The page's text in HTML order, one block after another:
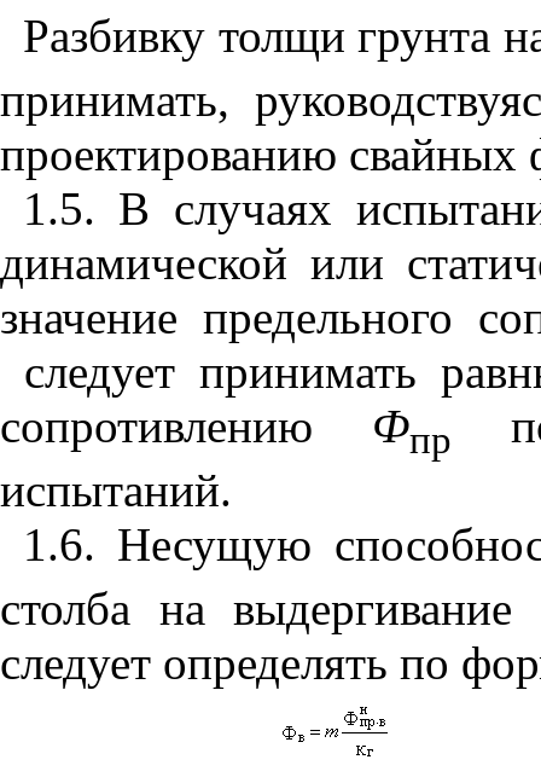
Разбивку толщи грунта
принимать,
проектированию свайных
1.5. В случаях
динамической или
значение предельного
следует принимать
сопротивлению Фпр
испытаний.
1.6. Несущую
столба на
следует определять по